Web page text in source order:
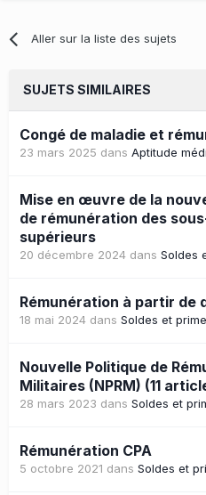
Aller sur la liste des sujets
SUJETS SIMILAIRES
Congé de maladie et
23 mars 2025 dans Aptitude
Mise en œuvre de la
de rémunération des
supérieurs
20 décembre 2024 dans Soldes
Rémunération à partir de
18 mai 2024 dans Soldes et
Nouvelle Politique de
Militaires (NPRM) (11
28 mars 2023 dans Soldes et
Rémunération CPA
5 octobre 2021 dans Soldes et